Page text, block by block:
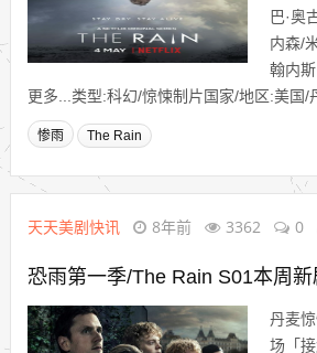
巴·奥
内森/
翰内
更多...类型:科幻/惊悚制片国家/地区:美国/
惨雨 The Rain
天天美剧快讯 8年前 3362 0
恐雨第一季/The Rain S01本周
丹麦
场「